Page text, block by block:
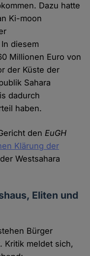
Dazu hatte
Ki-moon
diesem
Millionen Euro von
der Küste der
Sahara
dadurch
haben.
denEuGH
Klärung der
Westsahara
Eliten und
Bürger
Kritik meldet sich,